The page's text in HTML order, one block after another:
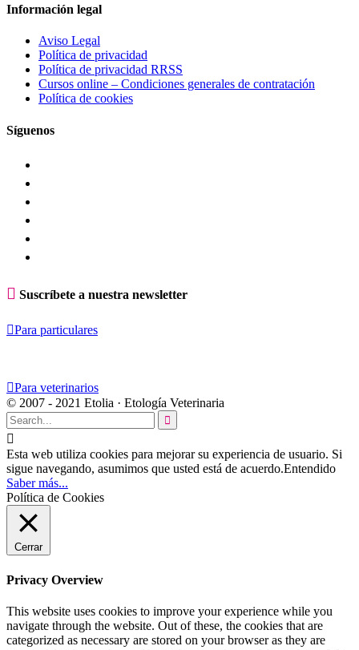
Información legal
Aviso Legal
Política de privacidad
Política de privacidad RRSS
Cursos online – Condiciones generales de contratación
Política de cookies
Síguenos
 Suscríbete a nuestra newsletter
Para particulares
Para veterinarios
© 2007 - 2021 Etolia · Etología Veterinaria


Esta web utiliza cookies para mejorar su experiencia de usuario. Si
sigue navegando, asumimos que usted está de acuerdo.Entendido
Saber más...
Política de Cookies
Cerrar
Privacy Overview
This website uses cookies to improve your experience while you
navigate through the website. Out of these, the cookies that are
categorized as necessary are stored on your browser as they are